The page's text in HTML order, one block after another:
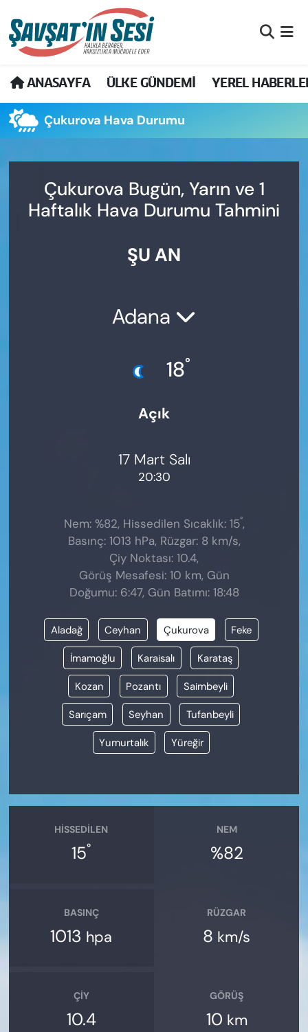
ANASAYFA ÜLKE GÜNDEMİ YEREL
Çukurova Hava Durumu
Çukurova Bugün, Yarın ve 1
Haftalık Hava Durumu Tahmini
ŞU AN
Adana
18°
Açık
17 Mart Salı
20:30
Nem: %82, Hissedilen Sıcaklık: 15°,
Basınç: 1013 hPa, Rüzgar: 8 km/s,
Çiy Noktası: 10.4,
Görüş Mesafesi: 10 km, Gün
Doğumu: 6:47, Gün Batımı: 18:48
Aladağ Ceyhan Çukurova Feke
İmamoğlu Karaisalı Karataş
Kozan Pozantı Saimbeyli
Sarıçam Seyhan Tufanbeyli
Yumurtalık Yüreğir
HISSEDILEN
15°
NEM
%82
BASINÇ
1013 hpa
RÜZGAR
8 km/s
ÇIY
10.4
GÖRÜŞ
10 km
Artvin Nöbetçi Eczaneler
Artvin Hava Durumu
Artvin Namaz Vakitleri
Puan Durumu ve Fikstür
Son Dakika Haberleri